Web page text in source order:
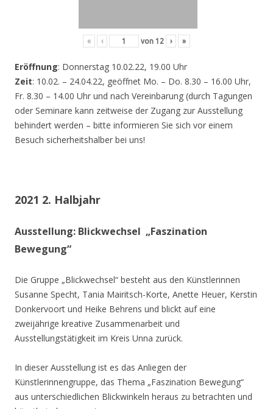
« ‹ von 12 › »
Eröffnung: Donnerstag 10.02.22, 19.00 Uhr
Zeit: 10.02. – 24.04.22, geöffnet Mo. – Do. 8.30 – 16.00 Uhr,
Fr. 8.30 – 14.00 Uhr und nach Vereinbarung (durch Tagungen
oder Seminare kann zeitweise der Zugang zur Ausstellung
behindert werden – bitte informieren Sie sich vor einem
Besuch sicherheitshalber bei uns!
2021 2. Halbjahr
Ausstellung: Blickwechsel „Faszination
Bewegung“
Die Gruppe „Blickwechsel“ besteht aus den Künstlerinnen
Susanne Specht, Tania Mairitsch-Korte, Anette Heuer, Kerstin
Donkervoort und Heike Behrens und blickt auf eine
zweijährige kreative Zusammenarbeit und
Ausstellungstätigkeit im Kreis Unna zurück.
In dieser Ausstellung ist es das Anliegen der
Künstlerinnengruppe, das Thema „Faszination Bewegung“
aus unterschiedlichen Blickwinkeln heraus zu betrachten und